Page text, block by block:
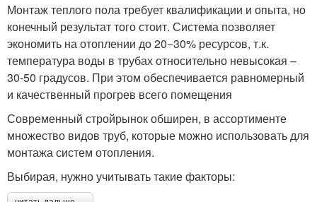
Монтаж теплого пола требует квалификации и опыта, но
конечный результат того стоит. Система позволяет
экономить на отоплении до 20−30% ресурсов, т.к.
температура воды в трубах относительно невысокая –
30-50 градусов. При этом обеспечивается равномерный
и качественный прогрев всего помещения
Современный стройрынок обширен, в ассортименте
множество видов труб, которые можно использовать для
монтажа систем отопления.
Выбирая, нужно учитывать такие факторы: